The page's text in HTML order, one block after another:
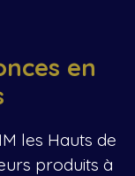
en
les Hauts de
produits à